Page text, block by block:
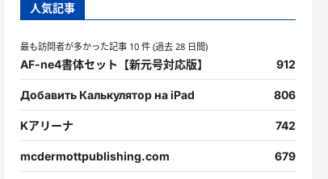
人気記事
最も訪問者が多かった記事 10 件 (過去 28 日間)
AF-ne4書体セット【新元号対応版】 912
Добавить Калькулятор на iPad 806
Kアリーナ 742
mcdermottpublishing.com 679